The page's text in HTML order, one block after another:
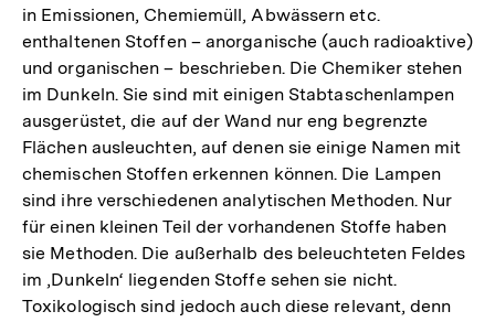
in Emissionen, Chemiemüll, Abwässern etc.
enthaltenen Stoffen – anorganische (auch radioaktive)
und organischen – beschrieben. Die Chemiker stehen
im Dunkeln. Sie sind mit einigen Stabtaschenlampen
ausgerüstet, die auf der Wand nur eng begrenzte
Flächen ausleuchten, auf denen sie einige Namen mit
chemischen Stoffen erkennen können. Die Lampen
sind ihre verschiedenen analytischen Methoden. Nur
für einen kleinen Teil der vorhandenen Stoffe haben
sie Methoden. Die außerhalb des beleuchteten Feldes
im ‚Dunkeln‘ liegenden Stoffe sehen sie nicht.
Toxikologisch sind jedoch auch diese relevant, denn